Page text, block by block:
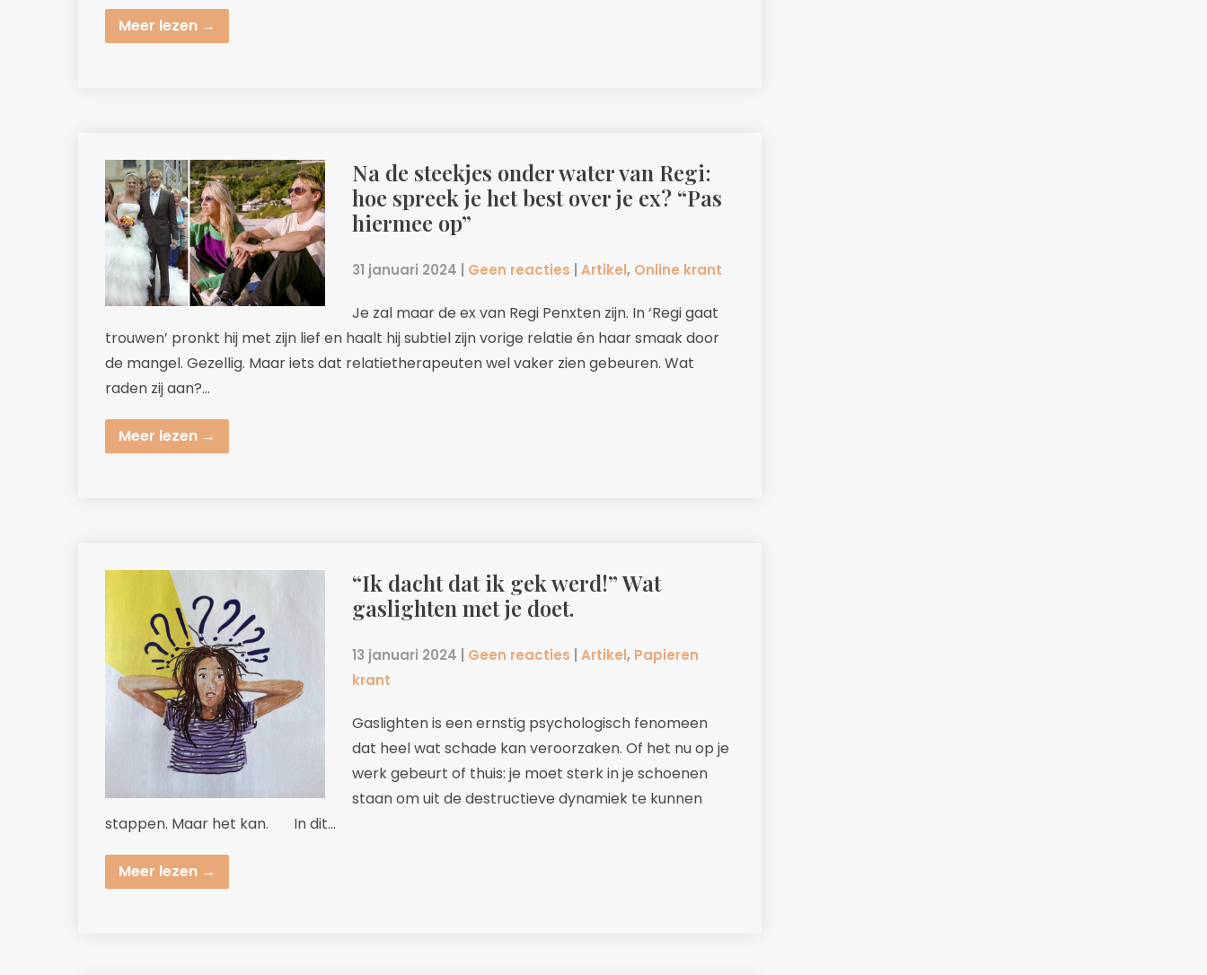
Meer lezen →
Na de steekjes onder water van Regi:
hoe spreek je het best over je ex? “Pas
hiermee op”
31 januari 2024 Geen reacties |Artikel, Online krant
Je zal maar de ex van Regi Penxten zijn. In ‘Regi gaat
trouwen’ pronkt hij met zijn lief en haalt hij subtiel zijn vorige relatie én haar smaak door
de mangel. Gezellig. Maar iets dat relatietherapeuten wel vaker zien gebeuren. Wat
raden zij aan?…
Meer lezen →
“Ik dacht dat ik gek werd!” Wat
gaslighten met je doet.
13 januari 2024 Geen reacties |Artikel, Papieren
krant
Gaslighten is een ernstig psychologisch fenomeen
dat heel wat schade kan veroorzaken. Of het nu op je
werk gebeurt of thuis: je moet sterk in je schoenen
staan om uit de destructieve dynamiek te kunnen
stappen. Maar het kan. In dit…
Meer lezen →